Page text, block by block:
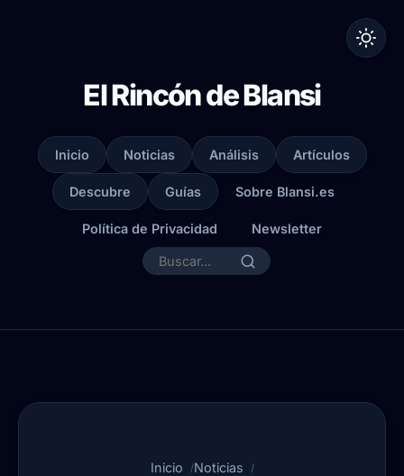
El Rincón de Blansi
Inicio Noticias Análisis Artículos
Descubre Guías Sobre Blansi.es
Política de Privacidad Newsletter
Inicio
Noticias